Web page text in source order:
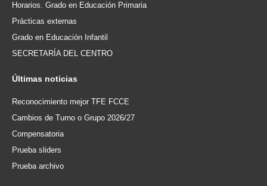
Horarios. Grado en Educación Primaria
Prácticas externas
Grado en Educación Infantil
SECRETARÍA DEL CENTRO
Últimas noticias
Reconocimiento mejor TFE FCCE
Cambios de Turno o Grupo 2026/27
Compensatoria
Prueba sliders
Prueba archivo